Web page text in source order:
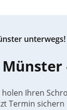
unterwegs!
Ihren
Termin